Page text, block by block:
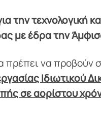
την τεχνολογική
με έδρα την
πρέπει να προβούν
Ιδιωτικού
σε αορίστου